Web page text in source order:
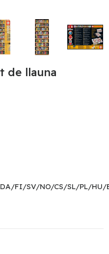
de llauna
FI/SV/NO/CS/SL/PL/HU/